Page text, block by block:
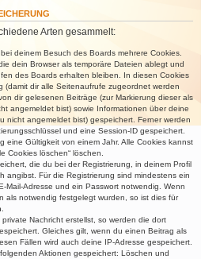
Arten gesammelt:
deinem Besuch des Boards mehrere Cookies.
dein Browser als temporäre Dateien ablegt und
des Boards erhalten bleiben. In diesen Cookies
(damit dir alle Seitenaufrufe zugeordnet werden
dir gelesenen Beiträge (zur Markierung dieser als
angemeldet bist) sowie Informationen über deine
nicht angemeldet bist) gespeichert. Ferner werden
und eine Session-ID gespeichert.
eine Gültigkeit von einem Jahr. Alle Cookies kannst
Cookies löschen“ löschen.
die du bei der Registrierung, in deinem Profil
angibst. Für die Registrierung sind mindestens ein
Mail-Adresse und ein Passwort notwendig. Wenn
als notwendig festgelegt wurden, so ist dies für
Nachricht erstellst, so werden die dort
Gleiches gilt, wenn du einen Beitrag als
Fällen wird auch deine IP-Adresse gespeichert.
Aktionen gespeichert: Löschen und